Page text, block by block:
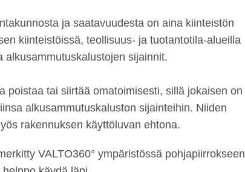
ja saatavuudesta on aina kiinteistön
kiinteistöissä, teollisuus- ja tuotantotila-alueilla
alkusammutuskalustojen sijainnit.
poistaa tai siirtää omatoimisesti, sillä jokaisen on
alkusammutuskaluston sijainteihin. Niiden
rakennuksen käyttöluvan ehtona.
VALTO360° ympäristössä pohjapiirrokseen